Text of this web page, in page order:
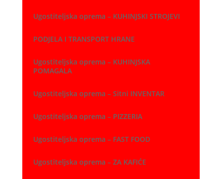
Ugostiteljska oprema – KUHINJSKI STROJEVI
PODJELA I TRANSPORT HRANE
Ugostiteljska oprema – KUHINJSKA
POMAGALA
Ugostiteljska oprema – Sitni INVENTAR
Ugostiteljska oprema – PIZZERIA
Ugostiteljska oprema – FAST FOOD
Ugostiteljska oprema – ZA KAFIĆE